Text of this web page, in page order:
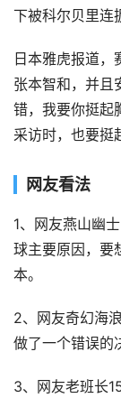
下被科尔贝里连
日本雅虎报道
张本智和，并且
错，我要你挺起
采访时，也要挺
网友看法
1、网友燕山幽
球主要原因，要
本。
2、网友奇幻海
做了一个错误的
3、网友老班长